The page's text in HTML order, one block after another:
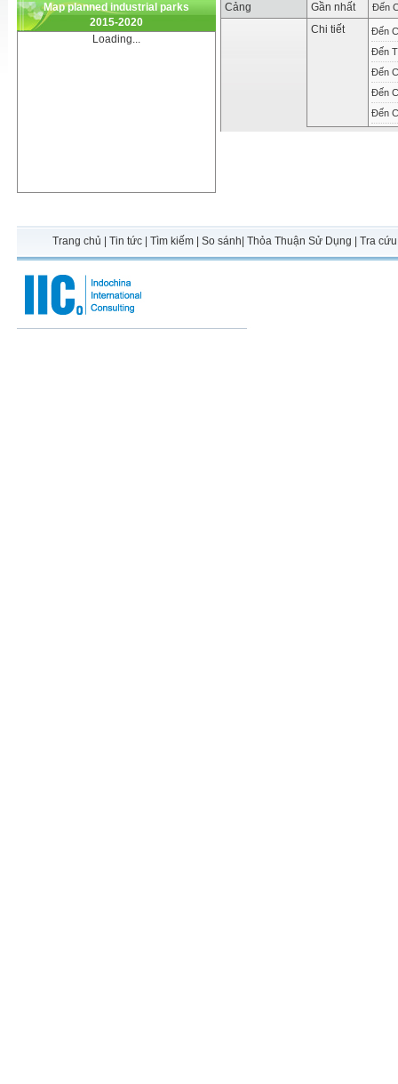
RESCO
Map planned industrial parks
2015-2020
Loading...
Cảng Gần nhất Đến
Chi tiết
Đến
Đến
Đến
Đến
Đến
Trang chủ Tin tức Tìm kiếm So sánh Thỏa Thuận Sử Dụng Tra